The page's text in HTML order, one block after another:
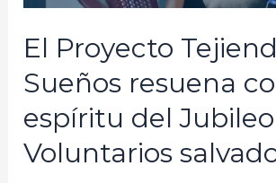
El Proyecto
Sueños resuena
espíritu del
Voluntarios